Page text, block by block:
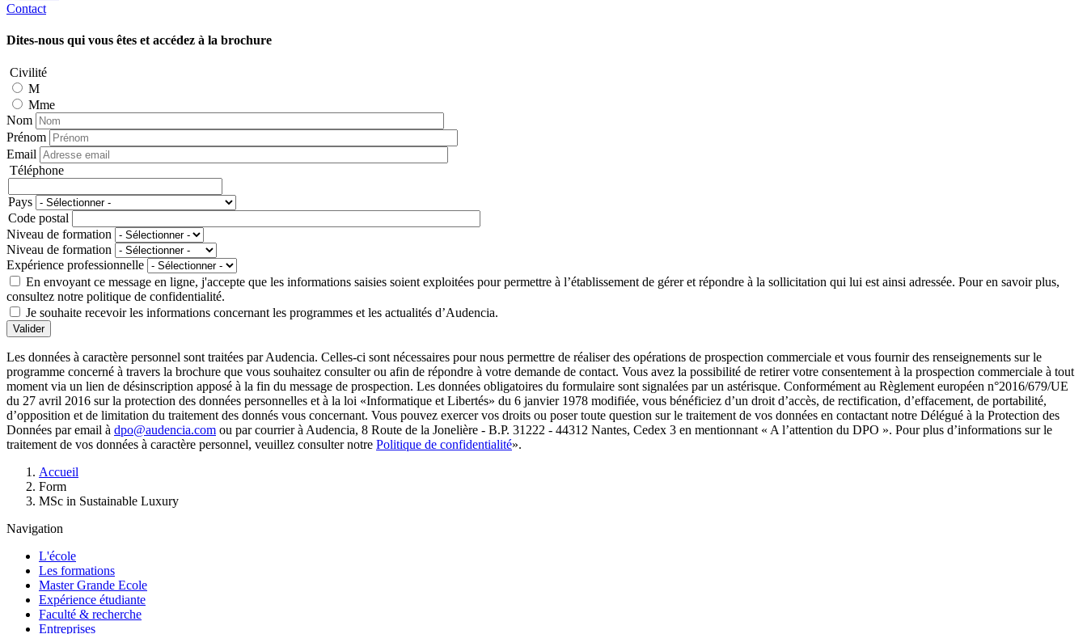
Contact
Dites-nous qui vous êtes et accédez à la brochure
Civilité
M
Mme
Nom
Prénom
Email
Téléphone
Adresse
Pays
Code postal
Niveau de formation
Niveau de formation
Expérience professionnelle
En envoyant ce message en ligne, j'accepte que les informations saisies soient exploitées pour permettre à l’établissement de gérer et répondre à la sollicitation qui lui est ainsi adressée. Pour en savoir plus,
consultez notre politique de confidentialité.
Je souhaite recevoir les informations concernant les programmes et les actualités d’Audencia.
Valider
Les données à caractère personnel sont traitées par Audencia. Celles-ci sont nécessaires pour nous permettre de réaliser des opérations de prospection commerciale et vous fournir des renseignements sur le
programme concerné à travers la brochure que vous souhaitez consulter ou afin de répondre à votre demande de contact. Vous avez la possibilité de retirer votre consentement à la prospection commerciale à tout
moment via un lien de désinscription apposé à la fin du message de prospection. Les données obligatoires du formulaire sont signalées par un astérisque. Conformément au Règlement européen n°2016/679/UE
du 27 avril 2016 sur la protection des données personnelles et à la loi «Informatique et Libertés» du 6 janvier 1978 modifiée, vous bénéficiez d’un droit d’accès, de rectification, d’effacement, de portabilité,
d’opposition et de limitation du traitement des donnés vous concernant. Vous pouvez exercer vos droits ou poser toute question sur le traitement de vos données en contactant notre Délégué à la Protection des
Données par email à dpo@audencia.com ou par courrier à Audencia, 8 Route de la Jonelière - B.P. 31222 - 44312 Nantes, Cedex 3 en mentionnant « A l’attention du DPO ». Pour plus d’informations sur le
traitement de vos données à caractère personnel, veuillez consulter notre Politique de confidentialité».
d'Ariane
Accueil
Form
MSc in Sustainable Luxury
Navigation
L'école
Les formations
Master Grande Ecole
Expérience étudiante
Faculté & recherche
Entreprises